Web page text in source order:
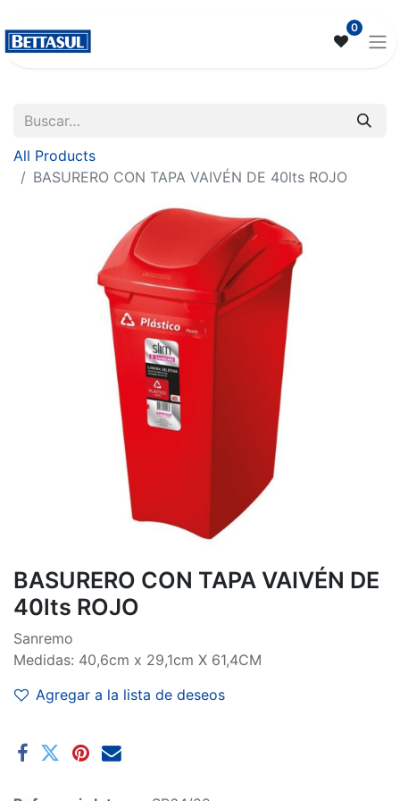
0
All Products
BASURERO CON TAPA VAIVÉN DE 40lts ROJO
BASURERO CON TAPA VAIVÉN DE
40lts ROJO
Sanremo
Medidas: 40,6cm x 29,1cm X 61,4CM
Agregar a la lista de deseos